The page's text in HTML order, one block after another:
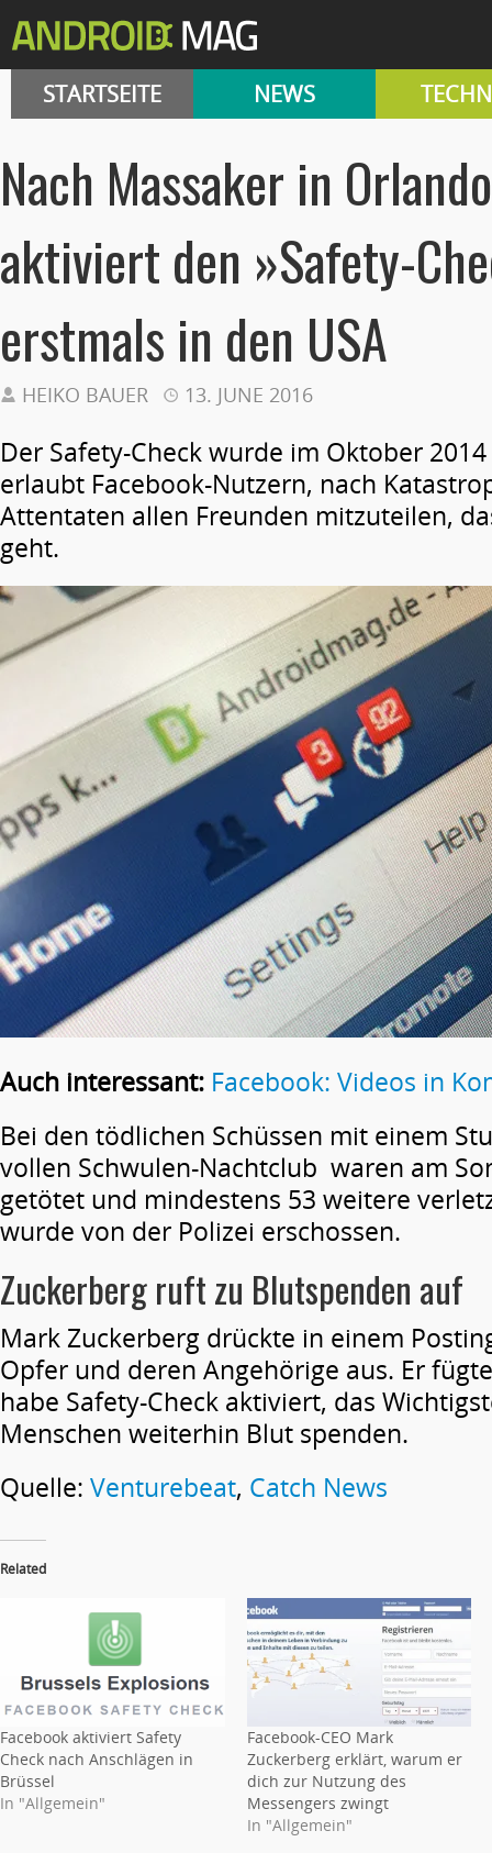
STARTSEITE NEWS
Nach Massaker in
aktiviert den »Safety-
erstmals in den USA
HEIKO BAUER 13. JUNE 2016
Der Safety-Check wurde im Oktober
erlaubt Facebook-Nutzern, nach
Attentaten allen Freunden mitzuteilen,
geht.
Auch interessant: Facebook: Videos in
Bei den tödlichen Schüssen mit einem
vollen Schwulen-Nachtclub waren am
getötet und mindestens 53 weitere
wurde von der Polizei erschossen.
Zuckerberg ruft zu Blutspenden auf
Mark Zuckerberg drückte in einem
Opfer und deren Angehörige aus. Er
habe Safety-Check aktiviert, das
Menschen weiterhin Blut spenden.
Quelle: Venturebeat, Catch News
Related
Facebook aktiviert Safety
Check nach Anschlägen in
Brüssel
In "Allgemein"
Facebook-CEO Mark
Zuckerberg erklärt, warum er
dich zur Nutzung des
Messengers zwingt
In "Allgemein"